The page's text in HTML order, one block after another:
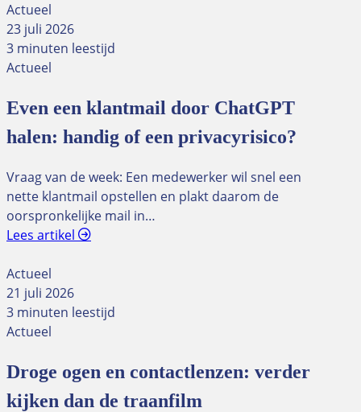
Actueel
23 juli 2026
3 minuten leestijd
Actueel
Even een klantmail door ChatGPT
halen: handig of een privacyrisico?
Vraag van de week: Een medewerker wil snel een
nette klantmail opstellen en plakt daarom de
oorspronkelijke mail in…
Lees artikel
Actueel
21 juli 2026
3 minuten leestijd
Actueel
Droge ogen en contactlenzen: verder
kijken dan de traanfilm